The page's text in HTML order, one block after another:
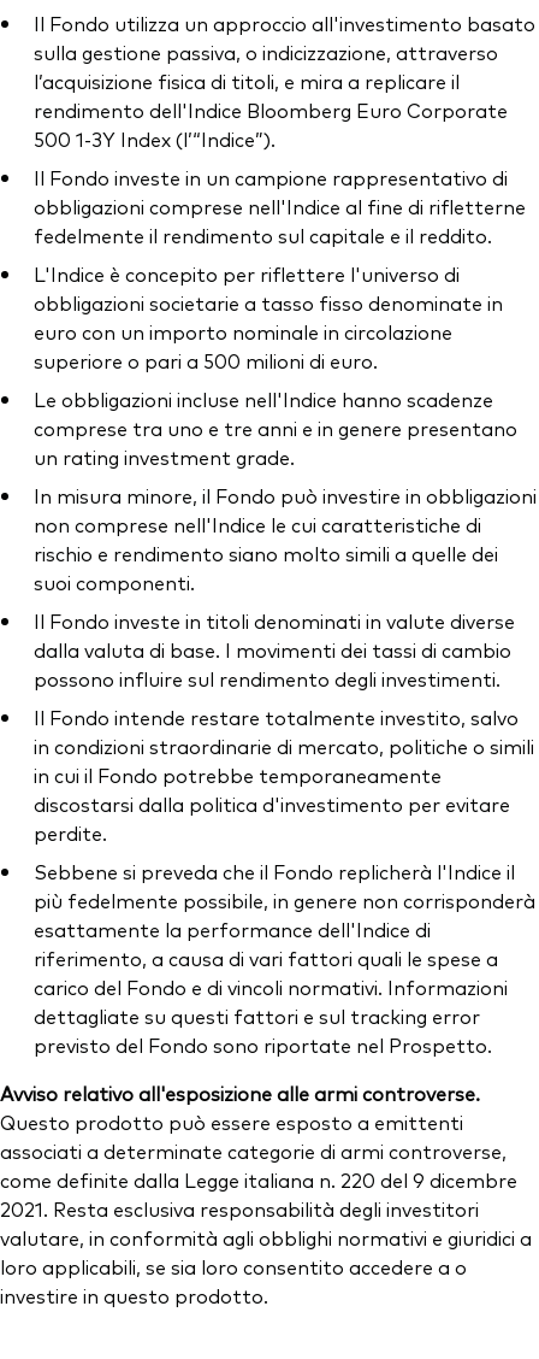
Il Fondo utilizza un approccio all'investimento basato
sulla gestione passiva, o indicizzazione, attraverso
l’acquisizione fisica di titoli, e mira a replicare il
rendimento dell'Indice Bloomberg Euro Corporate
500 1-3Y Index (l’“Indice”).
Il Fondo investe in un campione rappresentativo di
obbligazioni comprese nell'Indice al fine di rifletterne
fedelmente il rendimento sul capitale e il reddito.
L'Indice è concepito per riflettere l'universo di
obbligazioni societarie a tasso fisso denominate in
euro con un importo nominale in circolazione
superiore o pari a 500 milioni di euro.
Le obbligazioni incluse nell'Indice hanno scadenze
comprese tra uno e tre anni e in genere presentano
un rating investment grade.
In misura minore, il Fondo può investire in obbligazioni
non comprese nell'Indice le cui caratteristiche di
rischio e rendimento siano molto simili a quelle dei
suoi componenti.
Il Fondo investe in titoli denominati in valute diverse
dalla valuta di base. I movimenti dei tassi di cambio
possono influire sul rendimento degli investimenti.
Il Fondo intende restare totalmente investito, salvo
in condizioni straordinarie di mercato, politiche o simili
in cui il Fondo potrebbe temporaneamente
discostarsi dalla politica d'investimento per evitare
perdite.
Sebbene si preveda che il Fondo replicherà l'Indice il
più fedelmente possibile, in genere non corrisponderà
esattamente la performance dell'Indice di
riferimento, a causa di vari fattori quali le spese a
carico del Fondo e di vincoli normativi. Informazioni
dettagliate su questi fattori e sul tracking error
previsto del Fondo sono riportate nel Prospetto.
Avviso relativo all'esposizione alle armi controverse.
Questo prodotto può essere esposto a emittenti
associati a determinate categorie di armi controverse,
come definite dalla Legge italiana n. 220 del 9 dicembre
2021. Resta esclusiva responsabilità degli investitori
valutare, in conformità agli obblighi normativi e giuridici a
loro applicabili, se sia loro consentito accedere a o
investire in questo prodotto.